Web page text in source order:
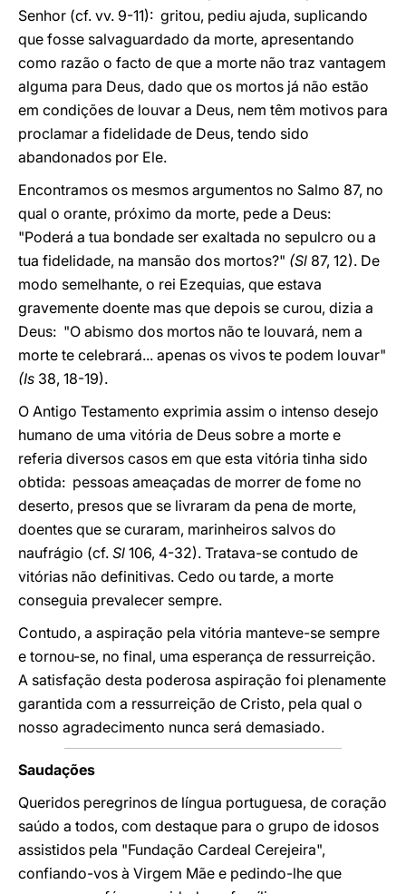
Senhor (cf. vv. 9-11): gritou, pediu ajuda, suplicando
que fosse salvaguardado da morte, apresentando
como razão o facto de que a morte não traz vantagem
alguma para Deus, dado que os mortos já não estão
em condições de louvar a Deus, nem têm motivos para
proclamar a fidelidade de Deus, tendo sido
abandonados por Ele.
Encontramos os mesmos argumentos no Salmo 87, no
qual o orante, próximo da morte, pede a Deus:
"Poderá a tua bondade ser exaltada no sepulcro ou a
tua fidelidade, na mansão dos mortos?" (Sl 87, 12). De
modo semelhante, o rei Ezequias, que estava
gravemente doente mas que depois se curou, dizia a
Deus: "O abismo dos mortos não te louvará, nem a
morte te celebrará... apenas os vivos te podem louvar"
(Is 38, 18-19).
O Antigo Testamento exprimia assim o intenso desejo
humano de uma vitória de Deus sobre a morte e
referia diversos casos em que esta vitória tinha sido
obtida: pessoas ameaçadas de morrer de fome no
deserto, presos que se livraram da pena de morte,
doentes que se curaram, marinheiros salvos do
naufrágio (cf. Sl 106, 4-32). Tratava-se contudo de
vitórias não definitivas. Cedo ou tarde, a morte
conseguia prevalecer sempre.
Contudo, a aspiração pela vitória manteve-se sempre
e tornou-se, no final, uma esperança de ressurreição.
A satisfação desta poderosa aspiração foi plenamente
garantida com a ressurreição de Cristo, pela qual o
nosso agradecimento nunca será demasiado.
Saudações
Queridos peregrinos de língua portuguesa, de coração
saúdo a todos, com destaque para o grupo de idosos
assistidos pela "Fundação Cardeal Cerejeira",
confiando-vos à Virgem Mãe e pedindo-lhe que